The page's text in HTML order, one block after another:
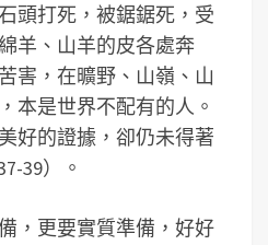
頭打死，被鋸鋸死，受
羊、山羊的皮各處奔
害，在曠野、山嶺、山
本是世界不配有的人。
好的證據，卻仍未得著
39）。
，更要實質準備，好好